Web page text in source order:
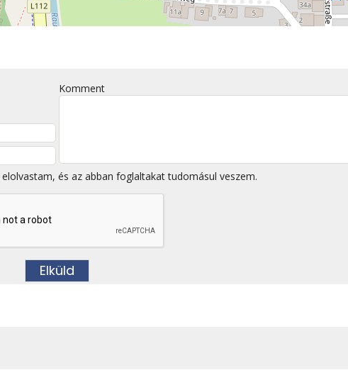
Komment
elolvastam, és az abban foglaltakat tudomásul veszem.